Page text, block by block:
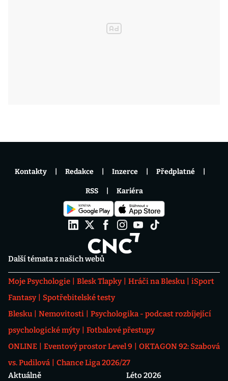
Další témata z našich webů
Moje Psychologie Blesk Tlapky Hráči na Blesku
iSport
Fantasy
Spotřebitelské testy
Blesku
Nemovitosti
Psychologika - podcast rozbíjející
psychologické mýty
Fotbalové přestupy
ONLINE
Eventový prostor Level 9
OKTAGON 92: Szabová
vs. Pudilová
Chance Liga 2026/27
Aktuálně
Léto 2026
Kontakty Redakce Inzerce Předplatné
RSS Kariéra